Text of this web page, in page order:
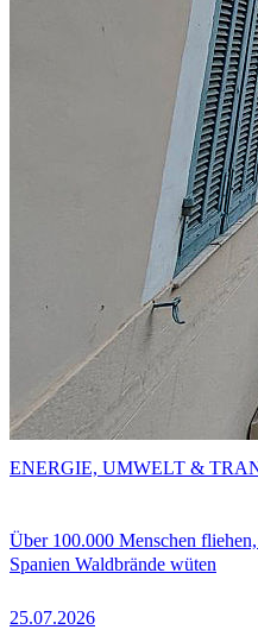
Über 100.000 Menschen
Spanien Waldbrände wüten
25.07.2026
ENERGIE, UMWELT &